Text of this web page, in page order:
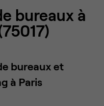
bureaux à
bureaux et
à Paris